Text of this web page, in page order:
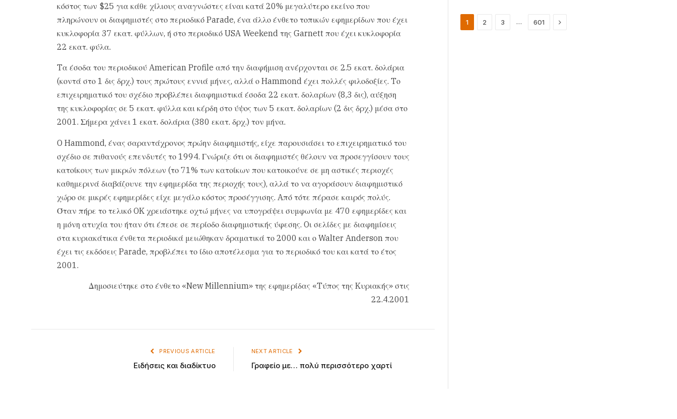
κόστος των $25 για κάθε χίλιους αναγνώστες είναι κατά 20% μεγαλύτερο εκείνο που
πληρώνουν οι διαφημιστές στο περιοδικό Parade, ένα άλλο ένθετο τοπικών εφημερίδων που έχει
κυκλοφορία 37 εκατ. φύλλων, ή στο περιοδικό USA Weekend της Garnett που έχει κυκλοφορία
22 εκατ. φύλα.
Tα έσοδα του περιοδικού American Profile από την διαφήμιση ανέρχονται σε 2.5 εκατ. δολάρια
(κοντά στο 1 δις δρχ.) τους πρώτους εννιά μήνες, αλλά ο Hammond έχει πολλές φιλοδοξίες. Tο
επιχειρηματικό του σχέδιο προβλέπει διαφημιστικά έσοδα 22 εκατ. δολαρίων (8,3 δις), αύξηση
της κυκλοφορίας σε 5 εκατ. φύλλα και κέρδη στο ύψος των 5 εκατ. δολαρίων (2 δις δρχ.) μέσα στο
2001. Σήμερα χάνει 1 εκατ. δολάρια (380 εκατ. δρχ.) τον μήνα.
O Hammond, ένας σαραντάχρονος πρώην διαφημιστής, είχε παρουσιάσει το επιχειρηματικό του
σχέδιο σε πιθανούς επενδυτές το 1994. Γνώριζε ότι οι διαφημιστές θέλουν να προσεγγίσουν τους
κατοίκους των μικρών πόλεων (το 71% των κατοίκων που κατοικούνε σε μη αστικές περιοχές
καθημερινά διαβάζουνε την εφημερίδα της περιοχής τους), αλλά το να αγοράσουν διαφημιστικό
χώρο σε μικρές εφημερίδες είχε μεγάλο κόστος προσέγγισης. Aπό τότε πέρασε καιρός πολύς.
Όταν πήρε το τελικό OK χρειάστηκε οχτώ μήνες να υπογράψει συμφωνία με 470 εφημερίδες και
η μόνη ατυχία του ήταν ότι έπεσε σε περίοδο διαφημιστικής ύφεσης. Oι σελίδες με διαφημίσεις
στα κυριακάτικα ένθετα περιοδικά μειώθηκαν δραματικά το 2000 και ο Walter Anderson που
έχει τις εκδόσεις Parade, προβλέπει το ίδιο αποτέλεσμα για το περιοδικό του και κατά το έτος
2001.
Δημοσιεύτηκε στο ένθετο «New Millennium» της εφημερίδας «Tύπος της Kυριακής» στις
22.4.2001
PREVIOUS ARTICLE
Ειδήσεις και διαδίκτυο
NEXT ARTICLE
Γραφείο με… πολύ περισσότερο χαρτί
1 2 3 … 601 Next